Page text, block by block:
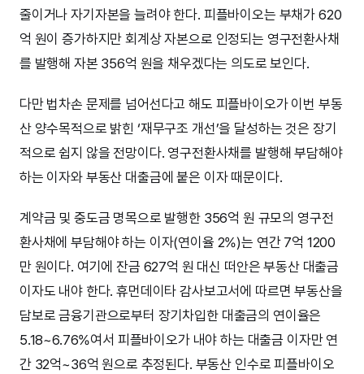
줄이거나 자기자본을 늘려야 한다. 피플바이오는 부채가 620
억 원이 증가하지만 회계상 자본으로 인정되는 영구전환사채
를 발행해 자본 356억 원을 채우겠다는 의도로 보인다.
다만 법차손 문제를 넘어선다고 해도 피플바이오가 이번 부동
산 양수목적으로 밝힌 ‘재무구조 개선’을 달성하는 것은 장기
적으로 쉽지 않을 전망이다. 영구전환사채를 발행해 부담해야
하는 이자와 부동산 대출금에 붙은 이자 때문이다.
계약금 및 중도금 명목으로 발행한 356억 원 규모의 영구전
환사채에 부담해야 하는 이자(연이율 2%)는 연간 7억 1200
만 원이다. 여기에 잔금 627억 원 대신 떠안은 부동산 대출금
이자도 내야 한다. 휴먼데이타 감사보고서에 따르면 부동산을
담보로 금융기관으로부터 장기차입한 대출금의 연이율은
5.18~6.76%여서 피플바이오가 내야 하는 대출금 이자만 연
간 32억~36억 원으로 추정된다. 부동산 인수로 피플바이오